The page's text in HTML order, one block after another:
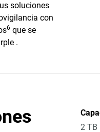
soluciones
con
6 que se
.
2 TB